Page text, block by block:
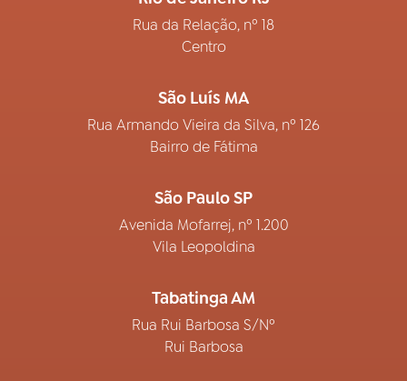
Rua da Relação, nº 18
Centro
São Luís MA
Rua Armando Vieira da Silva, nº 126
Bairro de Fátima
São Paulo SP
Avenida Mofarrej, nº 1.200
Vila Leopoldina
Tabatinga AM
Rua Rui Barbosa S/Nº
Rui Barbosa